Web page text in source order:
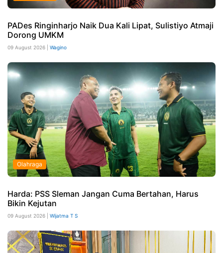
PADes Ringinharjo Naik Dua Kali Lipat, Sulistiyo Atmaji
Dorong UMKM
09 August 2026 | Wagino
Olahraga
Harda: PSS Sleman Jangan Cuma Bertahan, Harus
Bikin Kejutan
09 August 2026 | Wijatma T S